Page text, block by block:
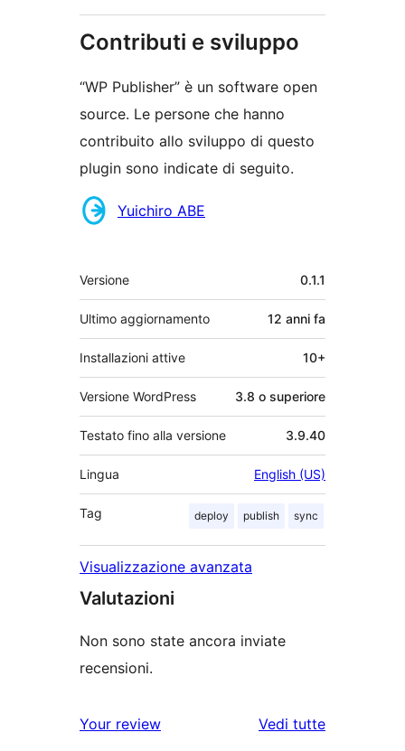
Contributi e sviluppo
“WP Publisher” è un software open
source. Le persone che hanno
contribuito allo sviluppo di questo
plugin sono indicate di seguito.
Collaboratori
Yuichiro ABE
Meta
Versione 0.1.1
Ultimo aggiornamento 12 anni fa
Installazioni attive 10+
Versione WordPress 3.8 o superiore
Testato fino alla versione 3.9.40
Lingua English (US)
Tag deploy publish sync
Visualizzazione avanzata
Valutazioni
Non sono state ancora inviate
recensioni.
Your review
Vedi tutte